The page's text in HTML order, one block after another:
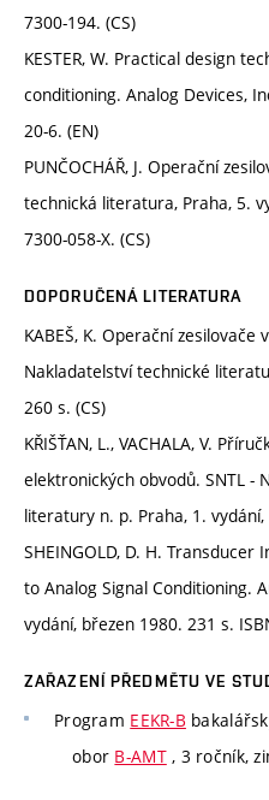
7300-194. (CS)
KESTER, W. Practical design
conditioning. Analog Devices,
20-6. (EN)
PUNČOCHÁŘ, J. Operační
technická literatura, Praha, 5.
7300-058-X. (CS)
DOPORUČENÁ LITERATURA
KABEŠ, K. Operační
Nakladatelství technické
260 s. (CS)
KŘIŠŤAN, L., VACHALA, V.
elektronických obvodů. SNTL -
literatury n. p. Praha, 1. vydání,
SHEINGOLD, D. H.
to Analog Signal Conditioning.
vydání, březen 1980. 231 s.
ZAŘAZENÍ PŘEDMĚTU VE
Program EEKR-B
obor B-AMT, 3 ročník,